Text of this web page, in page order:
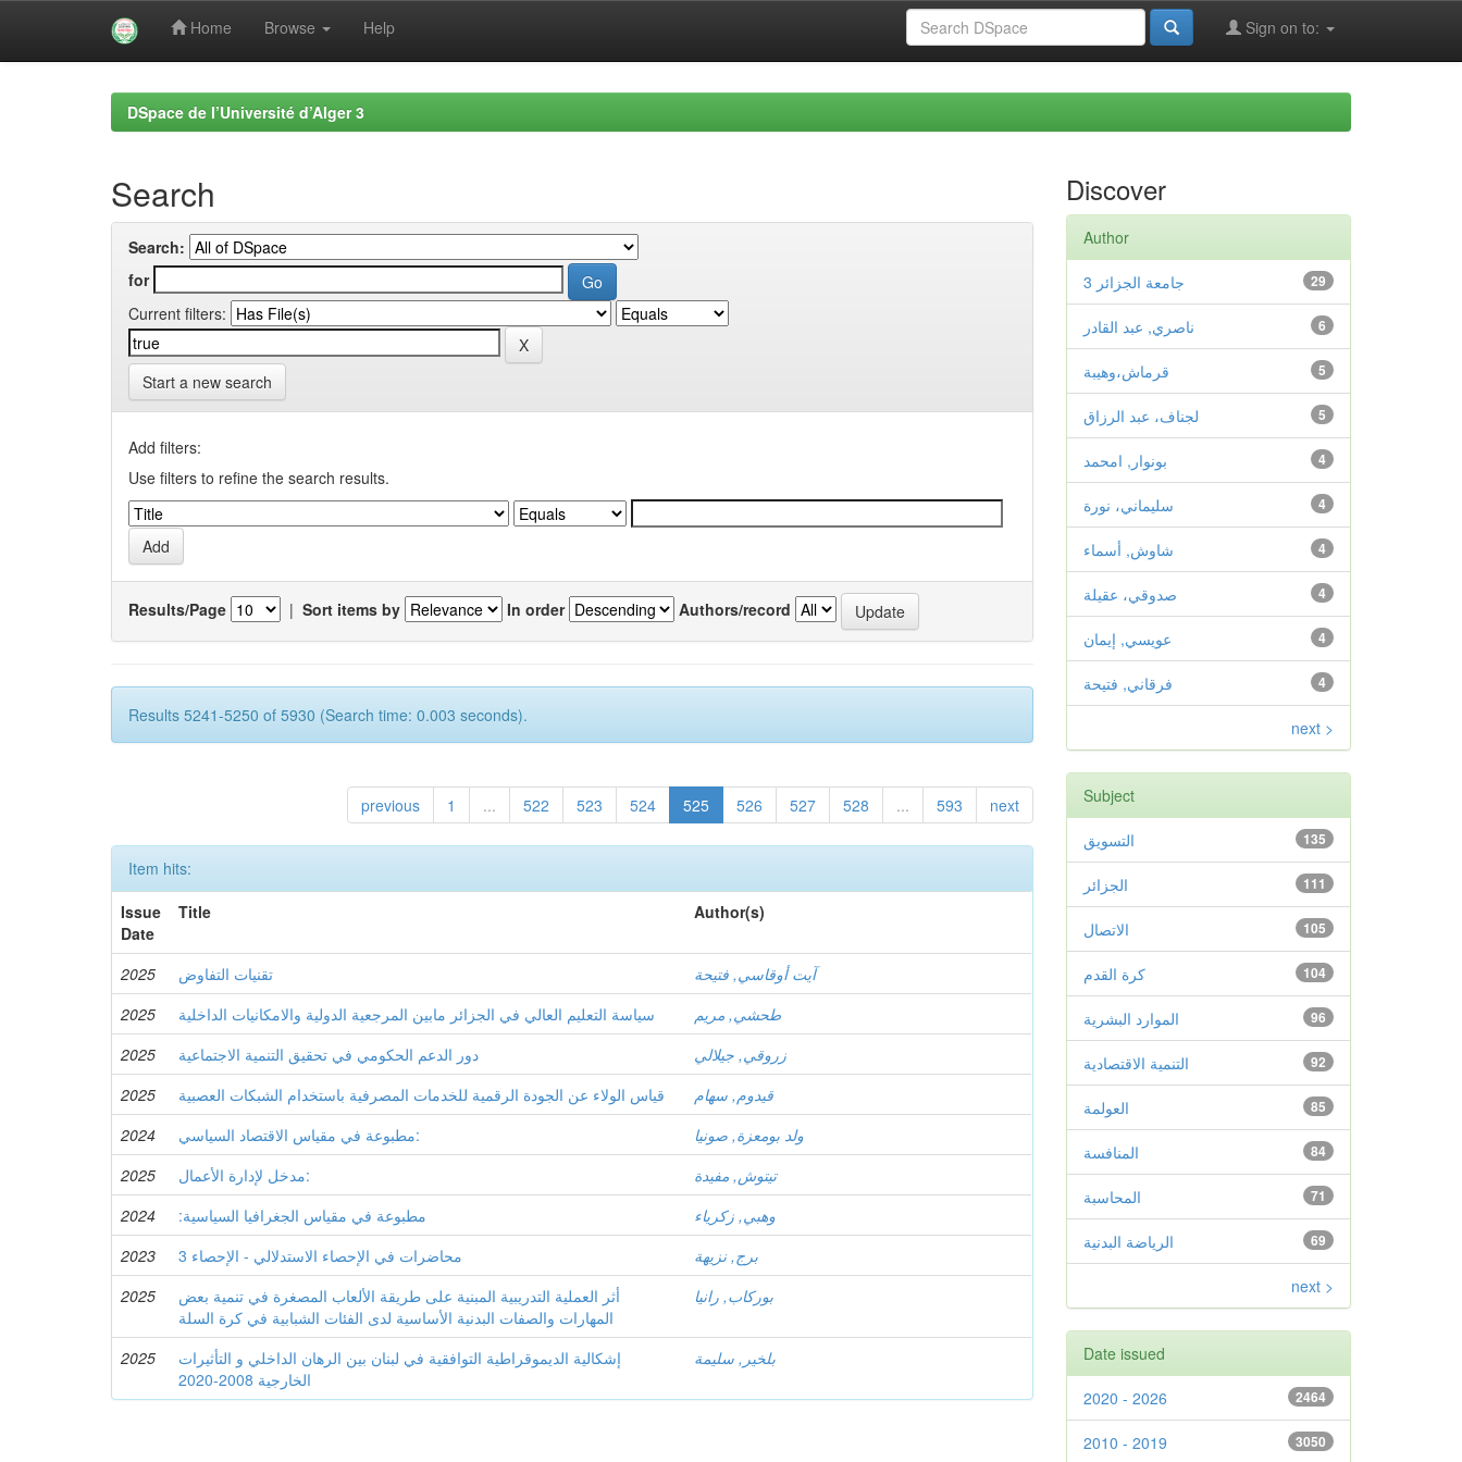
Home Browse Help Sign on to:
DSpace de l’Université d’Alger 3
Search
Search:
for
Current filters:
Start a new search
Add filters:
Use filters to refine the search results.
Results/Page | Sort items by In order Authors/record
Results 5241-5250 of 5930 (Search time: 0.003 seconds).
previous 1 ... 522 523 524 525 526 527 528 ... 593 next
Item hits:
Issue
Date
Title Author(s)
2025 تقنيات التفاوض
آيت أوقاسي, فتيحة
2025
سياسة التعليم العالي في الجزائر مابين المرجعية الدولية والامكانيات الداخلية
طحشي, مريم
2025
دور الدعم الحكومي في تحقيق التنمية الاجتماعية
زروقي, جيلالي
2025
قياس الولاء عن الجودة الرقمية للخدمات المصرفية باستخدام الشبكات العصبية
قيدوم, سهام
2024
مطبوعة في مقياس الاقتصاد السياسي:
ولد بومعزة, صونيا
2025
مدخل لإدارة الأعمال:
تيتوش, مفيدة
2024
:مطبوعة في مقياس الجغرافيا السياسية
وهبي, زكرياء
2023
محاضرات في الإحصاء الاستدلالي - الإحصاء 3
برج, نزيهة
2025
أثر العملية التدريبية المبنية على طريقة الألعاب المصغرة في تنمية بعض
المهارات والصفات البدنية الأساسية لدى الفئات الشبابية في كرة السلة
بوركاب, رانيا
2025
إشكالية الديموقراطية التوافقية في لبنان بين الرهان الداخلي و التأثيرات
الخارجية 2008-2020
بلخير, سليمة
Discover
Author
29 جامعة الجزائر 3
6 ناصري, عبد القادر
5 قرماش،وهيبة
5 لجناف، عبد الرزاق
4 بونوار, امحمد
4 سليماني، نورة
4 شاوش, أسماء
4 صدوقي، عقيلة
4 عويسي, إيمان
4 فرقاني, فتيحة
next >
Subject
135 التسويق
111 الجزائر
105 الاتصال
104 كرة القدم
96 الموارد البشرية
92 التنمية الاقتصادية
85 العولمة
84 المنافسة
71 المحاسبة
69 الرياضة البدنية
next >
Date issued
2464
2020 - 2026
3050
2010 - 2019